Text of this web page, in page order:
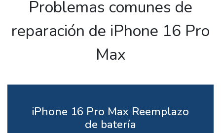
Problemas comunes de
reparación de iPhone 16 Pro
Max
iPhone 16 Pro Max Reemplazo
de batería